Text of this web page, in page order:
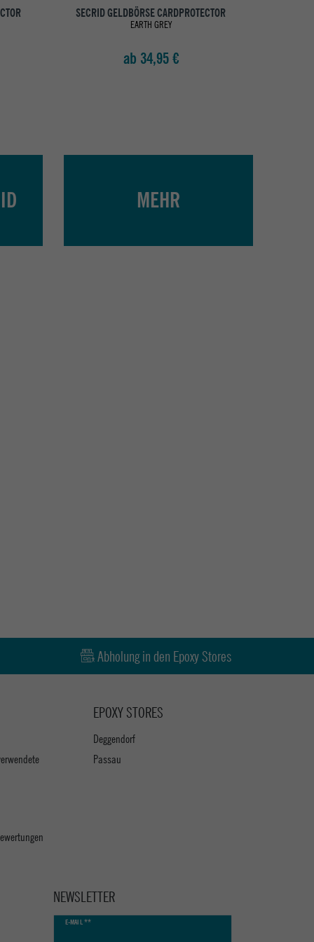
SECRID GELDBÖRSE CARDPROTECTOR
EARTH GREY
ab 34,95 €
MEHR
Abholung in den Epoxy Stores
EPOXY STORES
Deggendorf
Passau
NEWSLETTER
E-MAIL **
Newsletter